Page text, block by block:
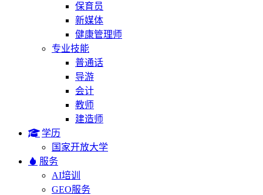
保育员
新媒体
健康管理师
专业技能
普通话
导游
会计
教师
建造师
学历
国家开放大学
服务
AI培训
GEO服务